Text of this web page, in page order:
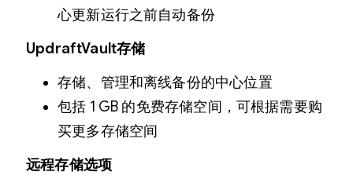
心更新运行之前自动备份
UpdraftVault存储
存储、管理和离线备份的中心位置
包括 1 GB 的免费存储空间，可根据需要购
买更多存储空间
远程存储选项